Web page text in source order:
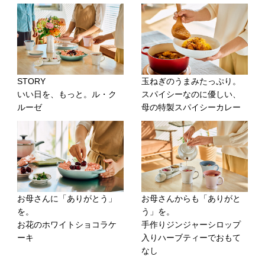
STORY
いい日を、もっと。ル・ク
ルーゼ
玉ねぎのうまみたっぷり。
スパイシーなのに優しい、
母の特製スパイシーカレー
お母さんに「ありがとう」
を。
お花のホワイトショコラケ
ーキ
お母さんからも「ありがと
う」を。
手作りジンジャーシロップ
入りハーブティーでおもて
なし